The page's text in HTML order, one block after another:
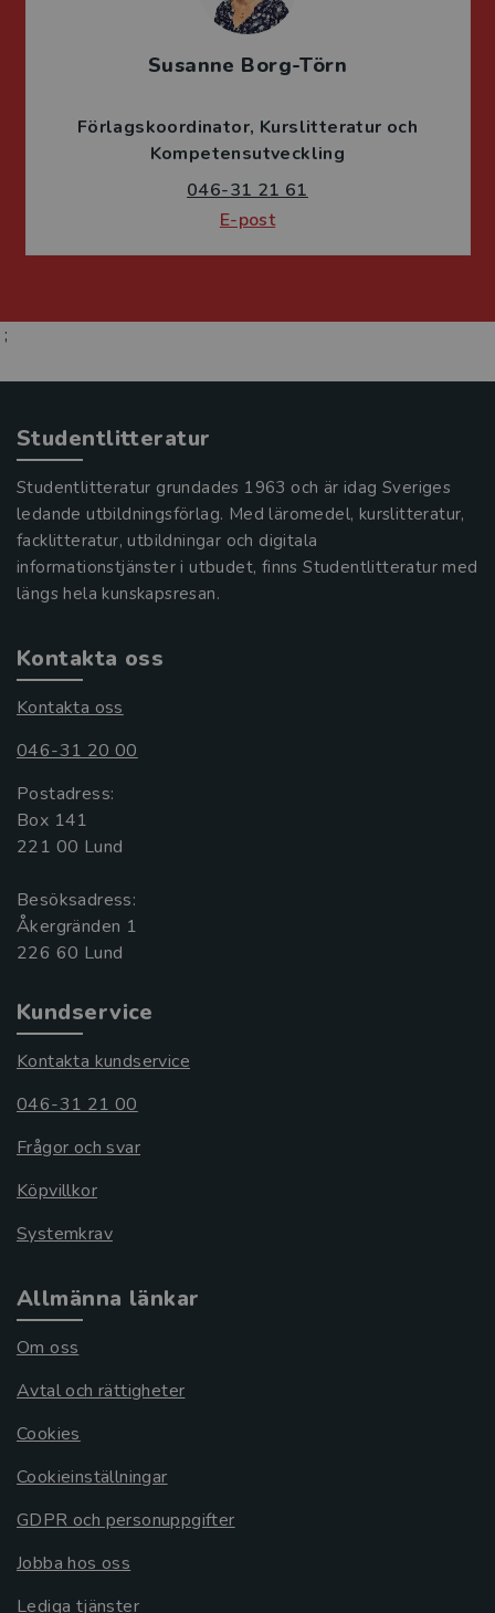
Susanne Borg-Törn
Förlagskoordinator Kurslitteratur och
Kompetensutveckling
046-31 21 61
E-post
;
Studentlitteratur
Studentlitteratur grundades 1963 och är idag Sveriges
ledande utbildningsförlag. Med läromedel, kurslitteratur,
facklitteratur, utbildningar och digitala
informationstjänster i utbudet, finns Studentlitteratur med
längs hela kunskapsresan.
Kontakta oss
Kontakta oss
046-31 20 00
Postadress:
Box 141
221 00 Lund
Besöksadress:
Åkergränden 1
Kundservice
Kontakta kundservice
046-31 21 00
Frågor och svar
Köpvillkor
Systemkrav
Allmänna länkar
Om oss
Avtal och rättigheter
Cookies
Cookieinställningar
GDPR och personuppgifter
Jobba hos oss
Lediga tjänster